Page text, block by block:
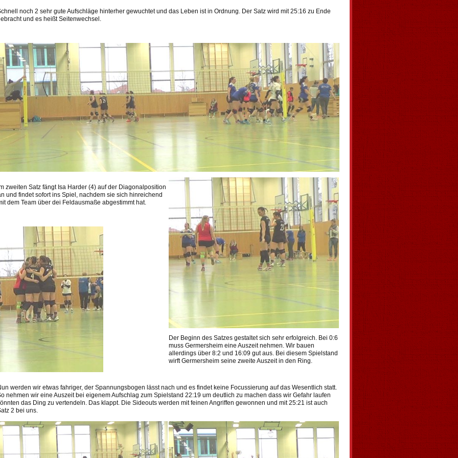
noch 2 sehr gute Aufschläge hinterher gewuchtet und das Leben ist in Ordnung. Der Satz wird mit 25:16 zu Ende
und es heißt Seitenwechsel.
zweiten Satz fängt Isa Harder (4) auf der Diagonalposition
und findet sofort ins Spiel, nachdem sie sich hinreichend
dem Team über dei Feldausmaße abgestimmt hat.
Der Beginn des Satzes gestaltet sich sehr erfolgreich. Bei 0:6
muss Germersheim eine Auszeit nehmen. Wir bauen
allerdings über 8:2 und 16:09 gut aus. Bei diesem Spielstand
wirft Germersheim seine zweite Auszeit in den Ring.
werden wir etwas fahriger, der Spannungsbogen lässt nach und es findet keine Focussierung auf das Wesentlich statt.
nehmen wir eine Auszeit bei eigenem Aufschlag zum Spielstand 22:19 um deutlich zu machen dass wir Gefahr laufen
das Ding zu vertendeln. Das klappt. Die Sideouts werden mit feinen Angriffen gewonnen und mit 25:21 ist auch
2 bei uns.